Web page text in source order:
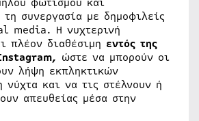
συνεργασία με δημοφιλείς
media. Η νυχτερινή
πλέον διαθέσιμη εντός της
ώστε να μπορούν οι
λήψη εκπληκτικών
και να τις στέλνουν ή
απευθείας μέσα στην